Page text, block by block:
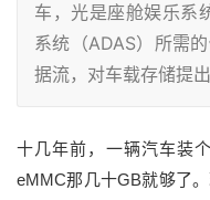
车，光是座舱娱乐系
系统（ADAS）所需
据流，对车载存储提
十几年前，一辆汽车装
eMMC那几十GB就够了